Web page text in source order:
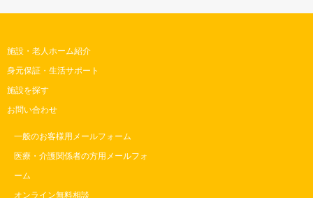
施設・老人ホーム紹介
身元保証・生活サポート
施設を探す
お問い合わせ
一般のお客様用メールフォーム
医療・介護関係者の方用メールフォ
ーム
オンライン無料相談